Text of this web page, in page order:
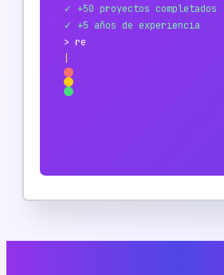
✓ +50 proyectos completados
✓ +5 años de experiencia
> ready_to_help_you()